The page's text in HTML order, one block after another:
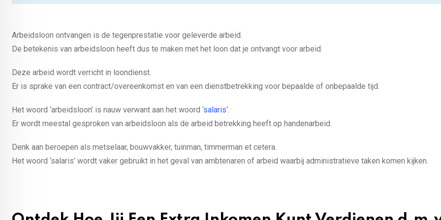
Arbeidsloon ontvangen is de tegenprestatie voor geleverde arbeid.
De betekenis van arbeidsloon heeft dus te maken met het loon dat je ontvangt voor arbeid.
Deze arbeid wordt verricht in loondienst.
Er is sprake van een contract/overeenkomst en van een dienstbetrekking voor bepaalde of onbepaalde tijd.
Het woord ‘arbeidsloon’ is nauw verwant aan het woord ‘salaris‘.
Er wordt meestal gesproken van arbeidsloon als de arbeid betrekking heeft op handenarbeid.
Denk aan beroepen als metselaar, bouwvakker, tuinman, timmerman et cetera.
Het woord ‘salaris’ wordt vaker gebruikt in het geval van ambtenaren of arbeid waarbij administratieve taken komen kijken.